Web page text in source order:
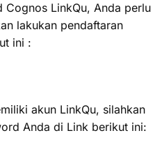
Cognos LinkQu, Anda perlu
lakukan pendaftaran
ini :
akun LinkQu, silahkan
Anda di Link berikut ini: